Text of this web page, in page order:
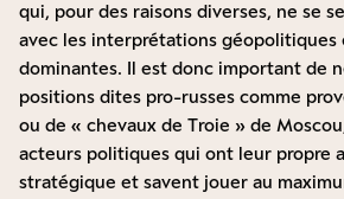
qui, pour des raisons diverses, ne se
avec les interprétations géopolitiques
dominantes. Il est donc important de
positions dites pro-russes comme
ou de « chevaux de Troie » de
acteurs politiques qui ont leur propre
stratégique et savent jouer au